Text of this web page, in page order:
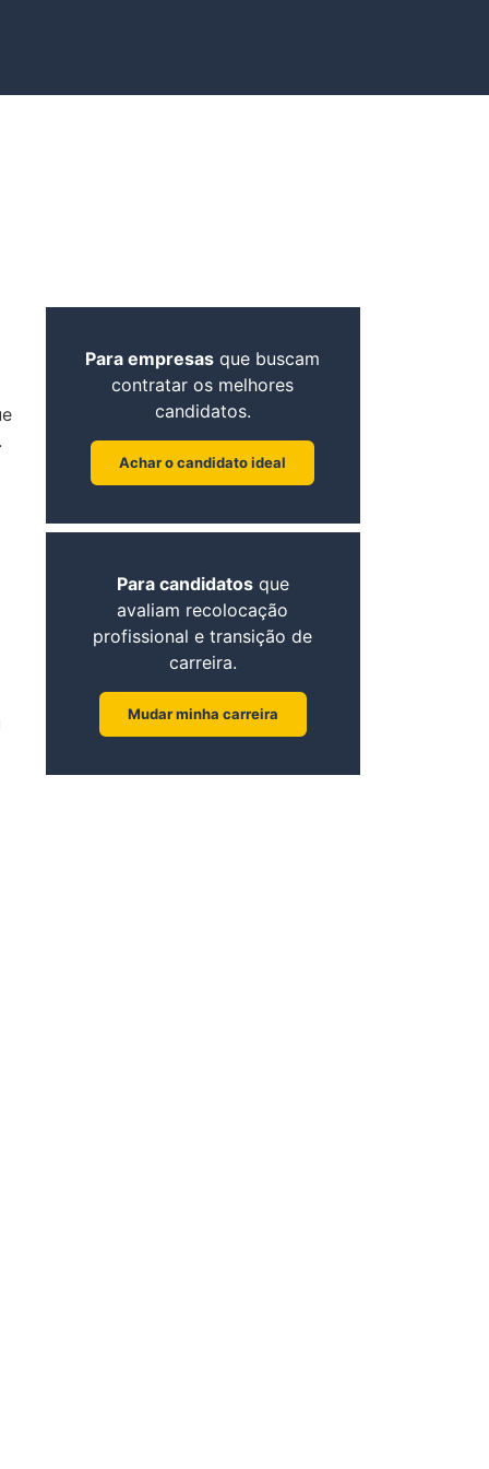
Para empresas que buscam
contratar os melhores
candidatos.
Achar o candidato ideal
Para candidatosque
avaliam recolocação
profissional e transição de
carreira.
Mudar minha carreira